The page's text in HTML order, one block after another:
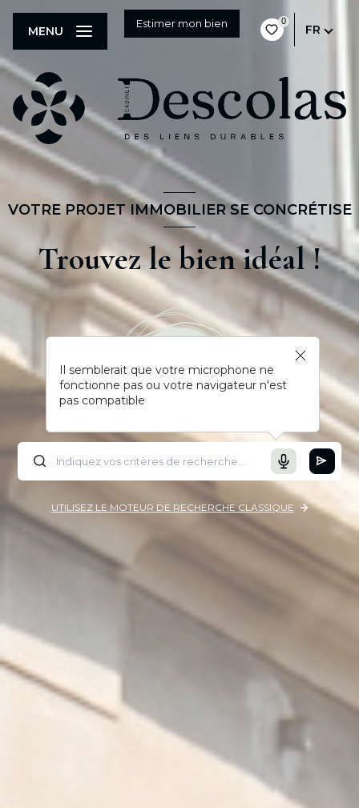
Estimer mon bien 0
FR
MENU
VOTRE PROJET IMMOBILIER SE CONCRÉTISE
Trouvez le bien idéal !
Il semblerait que votre microphone ne
fonctionne pas ou votre navigateur n'est
pas compatible
UTILISEZ LE MOTEUR DE RECHERCHE CLASSIQUE